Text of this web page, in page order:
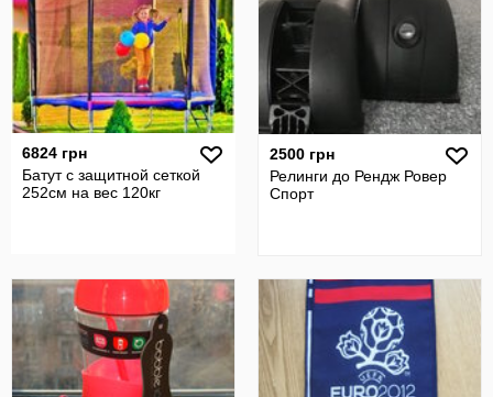
6824 грн
Батут с защитной сеткой
252см на вес 120кг
2500 грн
Релинги до Рендж Ровер
Спорт